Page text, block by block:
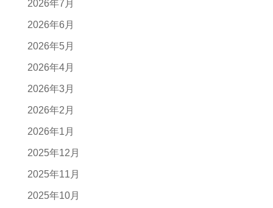
2026年7月
2026年6月
2026年5月
2026年4月
2026年3月
2026年2月
2026年1月
2025年12月
2025年11月
2025年10月